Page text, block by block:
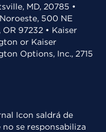
MD, 20785 •
500 NE
97232 • Kaiser
or Kaiser
Options, Inc., 2715
saldrá de
no se responsabiliza